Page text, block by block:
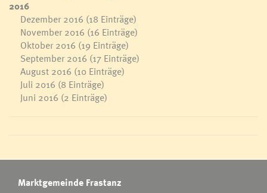
2016
Dezember 2016 (18 Einträge)
November 2016 (16 Einträge)
Oktober 2016 (19 Einträge)
September 2016 (17 Einträge)
August 2016 (10 Einträge)
Juli 2016 (8 Einträge)
Juni 2016 (2 Einträge)
Marktgemeinde Frastanz